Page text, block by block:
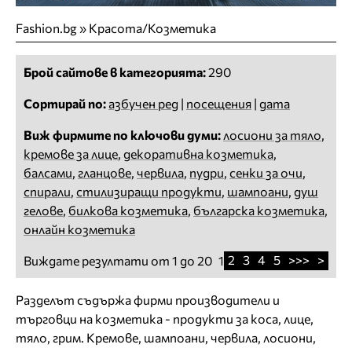
Fashion.bg» Красота/Козметика
Брой сайтове в категорията:290
Сортирай по: азбучен ред | посещения | дата
Виж фирмите по ключови думи: лосиони за тяло,
кремове за лице, декоративна козметика,
балсами, гланцове, червила, пудри, сенки за очи,
спирали, стилизиращи продукти, шампоани, душ
гелове, билкова козметика, българска козметика,
онлайн козметика
Виждате резултати от 1 до 20 1 2 3 4 5 >>> >
Разделът съдържа фирми производители и
търговци на козметика - продукти за коса, лице,
тяло, грим. Кремове, шампоани, червила, лосиони,